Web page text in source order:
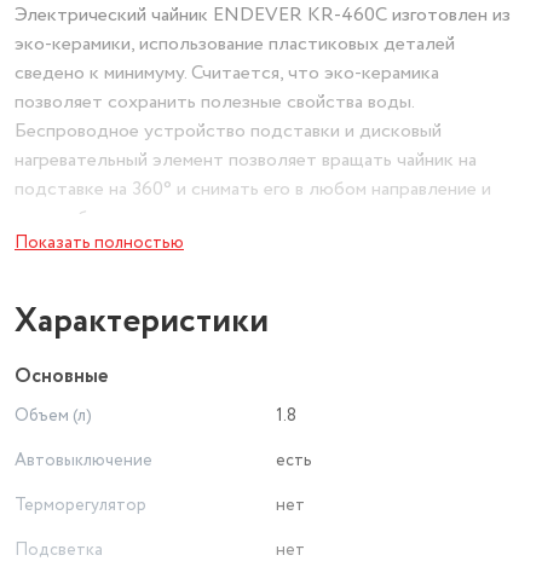
Электрический чайник ENDEVER KR-460C изготовлен из
эко-керамики, использование пластиковых деталей
сведено к минимуму. Считается, что эко-керамика
позволяет сохранить полезные свойства воды.
Беспроводное устройство подставки и дисковый
нагревательный элемент позволяет вращать чайник на
подставке на 360° и снимать его в любом направление и
под любым углом.
Приятная в быту функция автоматического выключение
активируется при закипании или при отсутствии воды.
Новое поколение электрических контроллеров
электробезопасность на новый уровень.
емкость устроены таким образом, что обжечься об него
очень сложно. Оснащен фильтром для сбора накипи.
Показать полностью
Характеристики
Основные
Объем (л)
1.8
Автовыключение
есть
Терморегулятор
нет
Подсветка
нет